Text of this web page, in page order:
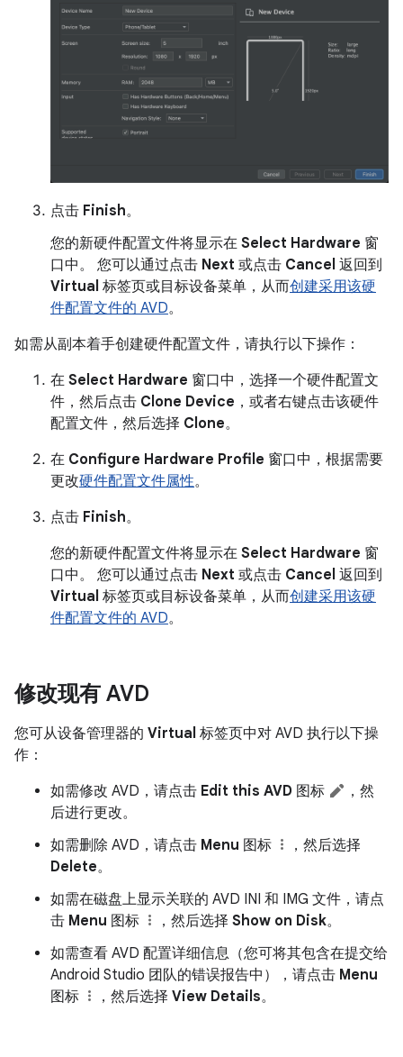
点击 Finish。
您的新硬件配置文件将显示在 Select Hardware 窗
口中。 您可以通过点击 Next 或点击 Cancel 返回到
Virtual 标签页或目标设备菜单，从而创建采用该硬
件配置文件的 AVD。
如需从副本着手创建硬件配置文件，请执行以下操作：
在 Select Hardware 窗口中，选择一个硬件配置文
件，然后点击 Clone Device ，或者右键点击该硬件
配置文件，然后选择 Clone。
在 Configure Hardware Profile 窗口中，根据需要
更改硬件配置文件属性。
点击 Finish。
您的新硬件配置文件将显示在 Select Hardware 窗
口中。 您可以通过点击 Next 或点击 Cancel 返回到
Virtual 标签页或目标设备菜单，从而创建采用该硬
件配置文件的 AVD。
修改现有 AVD
您可从设备管理器的 Virtual 标签页中对 AVD 执行以下操
作：
如需修改 AVD，请点击 Edit this AVD 图标
，然
后进行更改。
如需删除 AVD，请点击 Menu 图标
，然后选择
Delete。
如需在磁盘上显示关联的 AVD INI 和 IMG 文件，请点
击 Menu 图标 ，然后选择Show on Disk。
如需查看 AVD 配置详细信息（您可将其包含在提交给
Android Studio 团队的错误报告中），请点击 Menu
图标
，然后选择View Details。